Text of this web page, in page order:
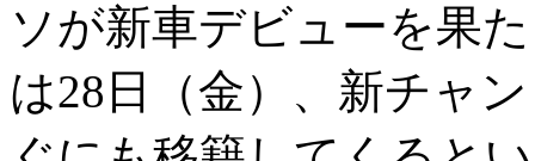
ソが新車デビューを果
は28日（金）、新チャ